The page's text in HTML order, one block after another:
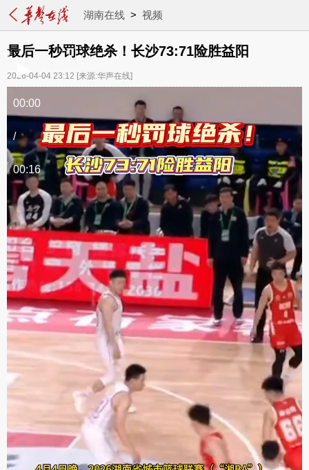
湖南在线> 视频
最后一秒罚球绝杀！长沙73:71险胜益阳
2026-04-04 23:12 [来源:华声在线]
00:00
/
00:16